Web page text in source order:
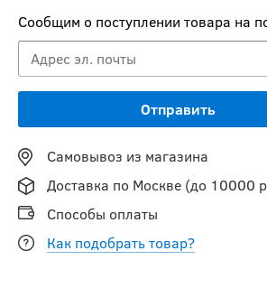
Сообщим о поступлении товара на
Самовывоз из магазина
Доставка по Москве (до 10000
Способы оплаты
Как подобрать товар?